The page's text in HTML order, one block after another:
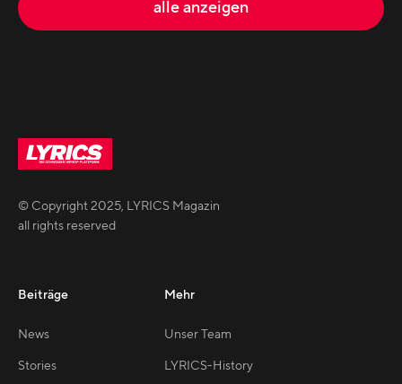
alle anzeigen
© Copyright2025, LYRICS Magazin
all rights reserved
Beiträge
News
Stories
Mehr
Unser Team
LYRICS-History